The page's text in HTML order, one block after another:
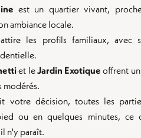
est un quartier vivant,
ambiance locale.
attire les profils familiaux, avec
et leJardin Exotique offrent
modérés.
votre décision, toutes les
ou en quelques minutes,
n'y paraît.